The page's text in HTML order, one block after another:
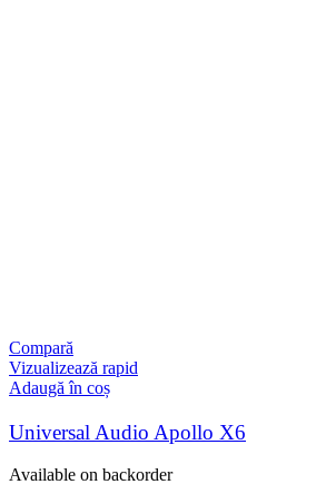
Compară
Vizualizează rapid
Adaugă în coș
Universal Audio Apollo X6
Available on backorder